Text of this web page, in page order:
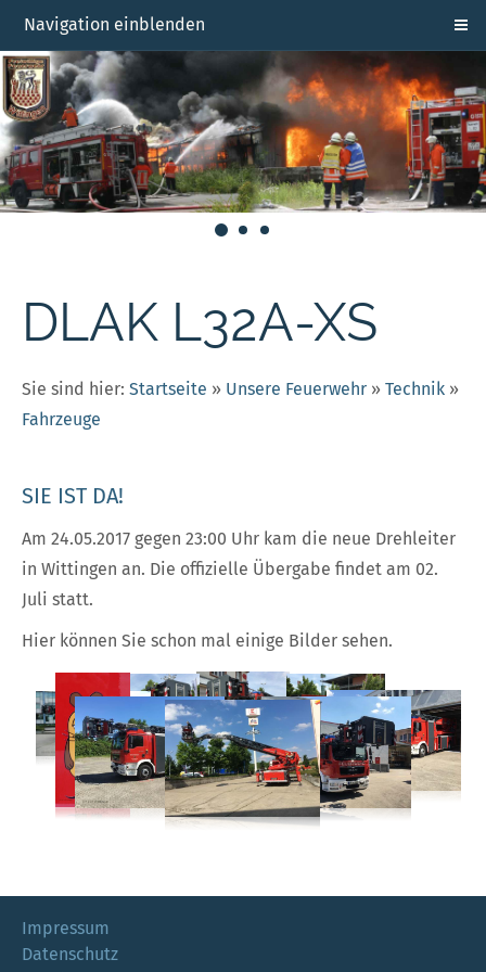
Navigation einblenden
DLAK L32A-XS
Sie sind hier: Startseite » Unsere Feuerwehr » Technik »
Fahrzeuge
SIE IST DA!
Am 24.05.2017 gegen 23:00 Uhr kam die neue Drehleiter
in Wittingen an. Die offizielle Übergabe findet am 02.
Juli statt.
Hier können Sie schon mal einige Bilder sehen.
Impressum
Datenschutz